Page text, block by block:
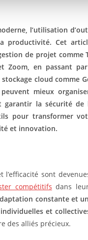
l’utilisation
productivité. Cet
de projet comme
Zoom, en passant
cloud comme
mieux
la sécurité de
pour transformer
et innovation.
sont
compétitifs dans
constante et
et
des alliés précieux.